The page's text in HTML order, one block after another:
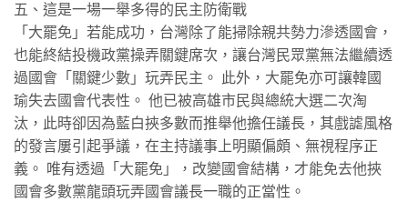
五、這是一場一舉多得的民主防衛戰
「大罷免」若能成功，台灣除了能掃除親共勢力滲透國會，
也能終結投機政黨操弄關鍵席次，讓台灣民眾黨無法繼續透
過國會「關鍵少數」玩弄民主。 此外，大罷免亦可讓韓國
瑜失去國會代表性。 他已被高雄市民與總統大選二次淘
汰，此時卻因為藍白挾多數而推舉他擔任議長，其戲謔風格
的發言屢引起爭議，在主持議事上明顯偏頗、無視程序正
義。 唯有透過「大罷免」，改變國會結構，才能免去他挾
國會多數黨龍頭玩弄國會議長一職的正當性。